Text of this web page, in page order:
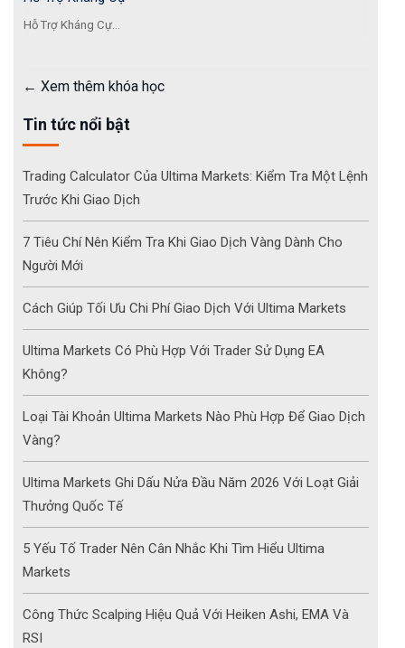
Hỗ Trợ Kháng Cự...
Xem thêm khóa học
Tin tức nổi bật
Trading Calculator Của Ultima Markets: Kiểm Tra Một Lệnh
Trước Khi Giao Dịch
7 Tiêu Chí Nên Kiểm Tra Khi Giao Dịch Vàng Dành Cho
Người Mới
Cách Giúp Tối Ưu Chi Phí Giao Dịch Với Ultima Markets
Ultima Markets Có Phù Hợp Với Trader Sử Dụng EA
Không?
Loại Tài Khoản Ultima Markets Nào Phù Hợp Để Giao Dịch
Vàng?
Ultima Markets Ghi Dấu Nửa Đầu Năm 2026 Với Loạt Giải
Thưởng Quốc Tế
5 Yếu Tố Trader Nên Cân Nhắc Khi Tìm Hiểu Ultima
Markets
Công Thức Scalping Hiệu Quả Với Heiken Ashi, EMA Và
RSI